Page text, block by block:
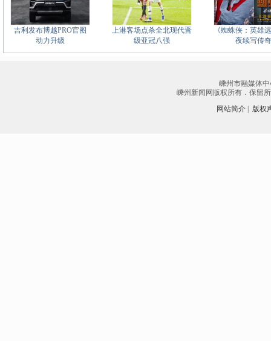
吉利发布博越PRO官图
动力升级
上港客场点杀全北现代晋
级亚冠八强
《蜘蛛侠：英雄
夜续写传奇
嵊州市融媒体
嵊州新闻网版权所有．保留
网站简介
版权